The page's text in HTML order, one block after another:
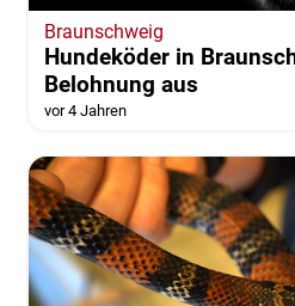
Braunschweig
Hundeköder in
Belohnung aus
vor 4 Jahren